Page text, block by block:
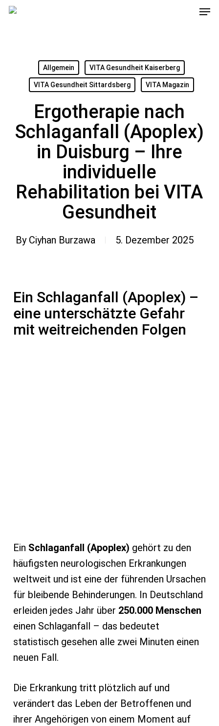
Skip
Allgemein VITA Gesundheit Kaiserberg
VITA Gesundheit Sittardsberg VITA Magazin
Ergotherapie nach
Schlaganfall (Apoplex)
in Duisburg – Ihre
individuelle
Rehabilitation bei VITA
Gesundheit
By Ciyhan Burzawa 5. Dezember 2025
Ein Schlaganfall (Apoplex) –
eine unterschätzte Gefahr
mit weitreichenden Folgen
Ein Schlaganfall (Apoplex) gehört zu den
häufigsten neurologischen Erkrankungen
weltweit und ist eine der führenden Ursachen
für bleibende Behinderungen. In Deutschland
erleiden jedes Jahr über 250.000 Menschen
einen Schlaganfall – das bedeutet
statistisch gesehen alle zwei Minuten einen
neuen Fall.
Die Erkrankung tritt plötzlich auf und
verändert das Leben der Betroffenen und
ihrer Angehörigen von einem Moment auf